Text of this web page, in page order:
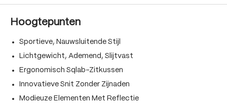
Hoogtepunten
Sportieve, Nauwsluitende Stijl
Lichtgewicht, Ademend, Slijtvast
Ergonomisch Sqlab-Zitkussen
Innovatieve Snit Zonder Zijnaden
Modieuze Elementen Met Reflectie